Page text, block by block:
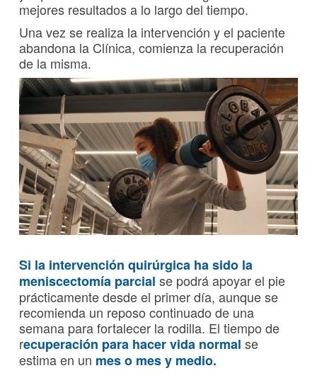
mejores resultados a lo largo del tiempo.
Una vez se realiza la intervención y el paciente
abandona la Clínica, comienza la recuperación
de la misma.
Si la intervención quirúrgica ha sido la
meniscectomía parcial se podrá apoyar el pie
prácticamente desde el primer día, aunque se
recomienda un reposo continuado de una
semana para fortalecer la rodilla. El tiempo de
recuperación para hacer vida normal se
estima en un mes o mes y medio.